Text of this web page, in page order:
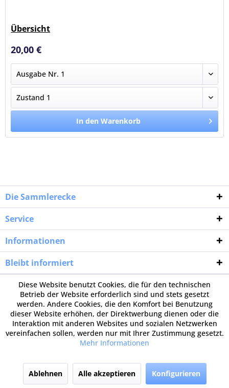
Übersicht
20,00 €
In den Warenkorb
Die Sammlerecke
Service
Informationen
Bleibt informiert
Diese Website benutzt Cookies, die für den technischen
Betrieb der Website erforderlich sind und stets gesetzt
werden. Andere Cookies, die den Komfort bei Benutzung
dieser Website erhöhen, der Direktwerbung dienen oder die
Interaktion mit anderen Websites und sozialen Netzwerken
vereinfachen sollen, werden nur mit Ihrer Zustimmung gesetzt.
Mehr Informationen
Ablehnen Alle akzeptieren Konfigurieren